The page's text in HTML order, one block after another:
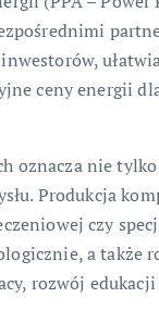
ceny energii
oznacza nie
Produkcja
czy
a także
rozwój